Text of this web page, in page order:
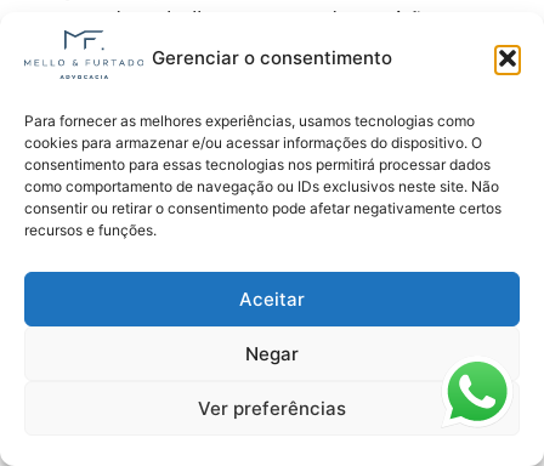
Gerenciar o consentimento
Para fornecer as melhores experiências, usamos tecnologias como
cookies para armazenar e/ou acessar informações do dispositivo. O
consentimento para essas tecnologias nos permitirá processar dados
como comportamento de navegação ou IDs exclusivos neste site. Não
consentir ou retirar o consentimento pode afetar negativamente certos
recursos e funções.
Aceitar
Negar
Ver preferências
contrato de trabalho ou termo de rescisão.
PRPPS – Período de Regime Próprio
Usado para vínculos no Regime Próprio de
Previdência Social (RPPS). Não costuma ser um
problema, a menos que tenha sido aplicado a um
vínculo do Regime Geral.
Solução:Verifique se está no vínculo correto.
AVRC-DEF e ACNISVR
deferimento de vínculos ou correções feitas pelo